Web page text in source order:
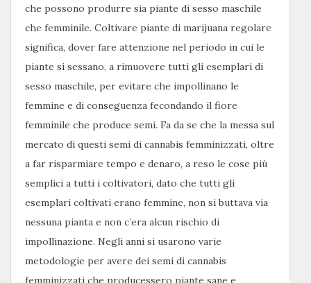
che possono produrre sia piante di sesso maschile
che femminile. Coltivare piante di marijuana regolare
significa, dover fare attenzione nel periodo in cui le
piante si sessano, a rimuovere tutti gli esemplari di
sesso maschile, per evitare che impollinano le
femmine e di conseguenza fecondando il fiore
femminile che produce semi. Fa da se che la messa sul
mercato di questi semi di cannabis femminizzati, oltre
a far risparmiare tempo e denaro, a reso le cose più
semplici a tutti i coltivatori, dato che tutti gli
esemplari coltivati erano femmine, non si buttava via
nessuna pianta e non c’era alcun rischio di
impollinazione. Negli anni si usarono varie
metodologie per avere dei semi di cannabis
femminizzati che producessero piante sane e